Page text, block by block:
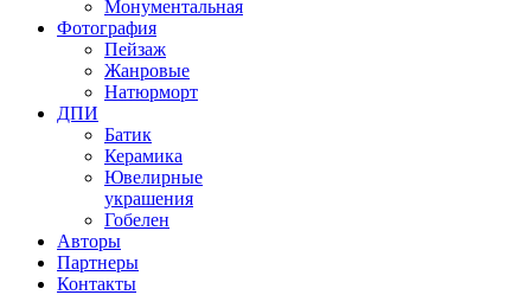
Монументальная
Фотография
Пейзаж
Жанровые
Натюрморт
ДПИ
Батик
Керамика
Ювелирные
украшения
Гобелен
Авторы
Партнеры
Контакты